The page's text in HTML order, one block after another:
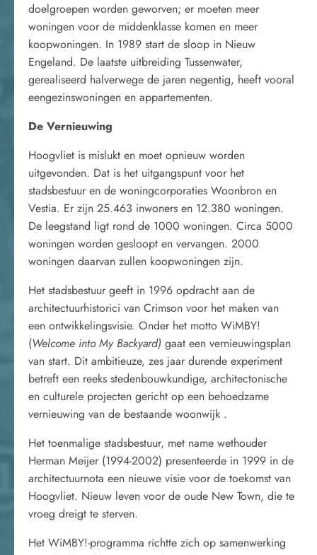
doelgroepen worden geworven; er moeten meer
woningen voor de middenklasse komen en meer
koopwoningen. In 1989 start de sloop in Nieuw
Engeland. De laatste uitbreiding Tussenwater,
gerealiseerd halverwege de jaren negentig, heeft vooral
eengezinswoningen en appartementen.
De Vernieuwing
Hoogvliet is mislukt en moet opnieuw worden
uitgevonden. Dat is het uitgangspunt voor het
stadsbestuur en de woningcorporaties Woonbron en
Vestia. Er zijn 25.463 inwoners en 12.380 woningen.
De leegstand ligt rond de 1000 woningen. Circa 5000
woningen worden gesloopt en vervangen. 2000
woningen daarvan zullen koopwoningen zijn.
Het stadsbestuur geeft in 1996 opdracht aan de
architectuurhistorici van Crimson voor het maken van
een ontwikkelingsvisie. Onder het motto WiMBY!
(Welcome into My Backyard) gaat een vernieuwingsplan
van start. Dit ambitieuze, zes jaar durende experiment
betreft een reeks stedenbouwkundige, architectonische
en culturele projecten gericht op een behoedzame
vernieuwing van de bestaande woonwijk .
Het toenmalige stadsbestuur, met name wethouder
Herman Meijer (1994-2002) presenteerde in 1999 in de
architectuurnota een nieuwe visie voor de toekomst van
Hoogvliet. Nieuw leven voor de oude New Town, die te
vroeg dreigt te sterven.
Het WiMBY!-programma richtte zich op samenwerking